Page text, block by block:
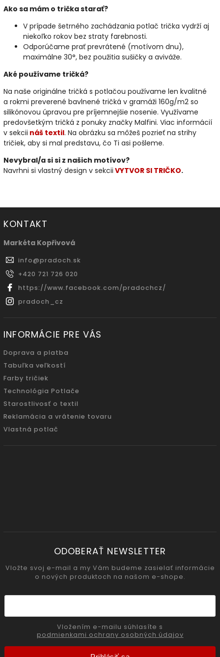
Ako sa mám o trička starať?
V prípade šetrného zachádzania potlač trička vydrží aj
niekoľko rokov bez straty farebnosti.
Odporúčame prať prevrátené (motívom dnu),
maximálne 30°, bez použitia sušičky a aviváže.
Aké používame tričká?
Na naše originálne tričká s potlačou používame len kvalitné
a rokmi preverené bavlnené tričká v gramáži 160g/m2 so
silikónovou úpravou pre príjemnejšie nosenie. Využívame
predovšetkým tričká z ponuky značky Malfini. Viac informácií
v sekcii náš textil. Na obrázku sa môžeš pozrieť na strihy
tričiek, aby si mal predstavu, čo Ti asi pošleme.
Nevybral/a si si z našich motívov?
Navrhni si vlastný design v sekcii VYTVOR SI TRIČKO.
KONTAKT
Markéta Kopřivová
info@pradoch.sk
+420 721 726 020
https://www.facebook.com/pradochcz/
pradoch_cz
INFORMÁCIE PRE VÁS
Doprava a platba
Tabuľka veľkostí
Farby tričiek
Technológia Potlače
Starostlivosť o textil
Reklamácia a vrátenie tovaru
Vlastná potlač
ODOBERAŤ NEWSLETTER
Vložte svoj e-mail a my Vám budeme zasielať informácie
o nových produktoch na našom e-shope.
podmienkami ochrany osobných údajov